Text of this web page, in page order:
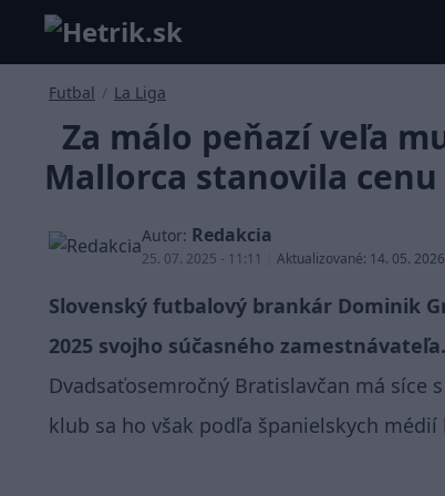
Futbal / La Liga
Za málo peňazí veľa
Mallorca stanovila cenu
Autor: Redakcia
25. 07. 2025 - 11:11 Aktualizované: 14. 05.
Slovenský futbalový brankár Dominik
2025 svojho súčasného zamestnávateľa.
Dvadsaťosemročný Bratislavčan má síce s
klub sa ho však podľa španielskych médií